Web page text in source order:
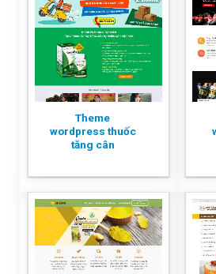
Theme
wordpress thuốc
tăng cân